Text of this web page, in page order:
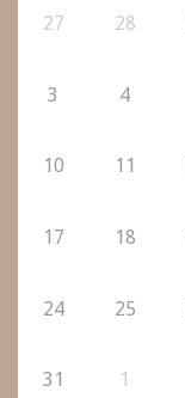
27 28
3 4
10 11
17 18
24 25
31 1